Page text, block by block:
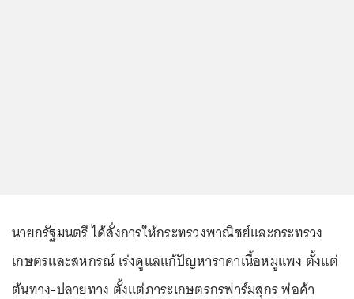
นายกรัฐมนตรี ได้สั่งการให้กระทรวงพาณิชย์และกระทรวง
เกษตรและสหกรณ์ เร่งดูแลแก้ปัญหาราคาเนื้อหมูแพง ตั้งแต่
ต้นทาง-ปลายทาง ตั้งแต่ภาระเกษตรกรฟาร์มสุกร พ่อค้า